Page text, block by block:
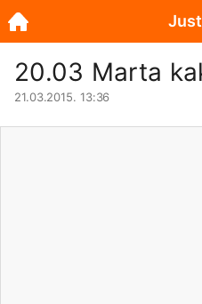
20.03 Marta
21.03.2015. 13:36